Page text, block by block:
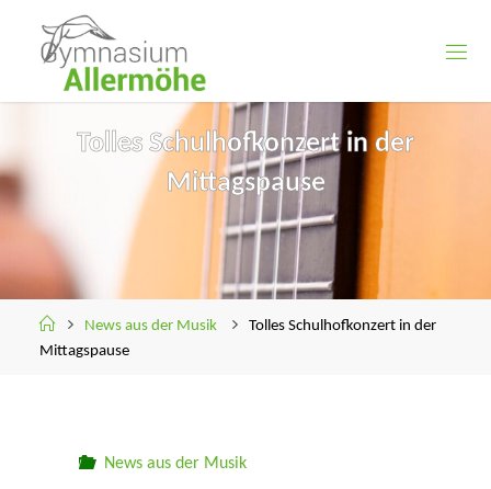
content
Tolles Schulhofkonzert in der
Mittagspause
HomeNews aus der Musik
Tolles Schulhofkonzert in der
Mittagspause
News aus der Musik